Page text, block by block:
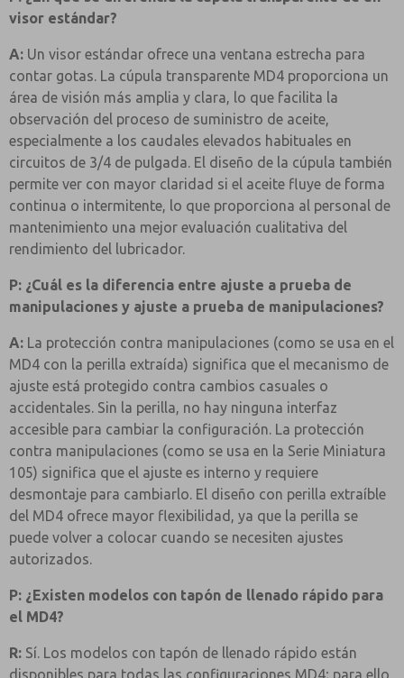
visor estándar?
A: Un visor estándar ofrece una ventana estrecha para
contar gotas. La cúpula transparente MD4 proporciona un
área de visión más amplia y clara, lo que facilita la
observación del proceso de suministro de aceite,
especialmente a los caudales elevados habituales en
circuitos de 3/4 de pulgada. El diseño de la cúpula también
permite ver con mayor claridad si el aceite fluye de forma
continua o intermitente, lo que proporciona al personal de
mantenimiento una mejor evaluación cualitativa del
rendimiento del lubricador.
P: ¿Cuál es la diferencia entre ajuste a prueba de
manipulaciones y ajuste a prueba de manipulaciones?
A: La protección contra manipulaciones (como se usa en el
MD4 con la perilla extraída) significa que el mecanismo de
ajuste está protegido contra cambios casuales o
accidentales. Sin la perilla, no hay ninguna interfaz
accesible para cambiar la configuración. La protección
contra manipulaciones (como se usa en la Serie Miniatura
105) significa que el ajuste es interno y requiere
desmontaje para cambiarlo. El diseño con perilla extraíble
del MD4 ofrece mayor flexibilidad, ya que la perilla se
puede volver a colocar cuando se necesiten ajustes
autorizados.
P: ¿Existen modelos con tapón de llenado rápido para
el MD4?
R: Sí. Los modelos con tapón de llenado rápido están
disponibles para todas las configuraciones MD4; para ello,